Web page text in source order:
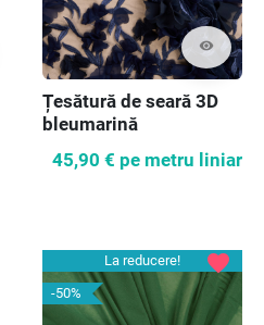
visibility
Țesătură de seară 3D
bleumarină
45,90 € pe metru liniar
La reducere!
-50%
favorite